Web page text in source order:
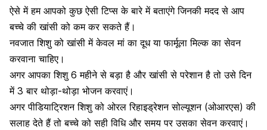
ऐसे में हम आपको कुछ ऐसी टिप्स के बारे में बताएंगे जिनकी मदद से आप
बच्चे की खांसी को कम कर सकते हैं।
नवजात शिशु को खांसी में केवल मां का दूध या फार्मूला मिल्क का सेवन
करवाना चाहिए।
अगर आपका शिशु 6 महीने से बड़ा है और खांसी से परेशान है तो उसे दिन
में 3 बार थोड़ा-थोड़ा भोजन करवाएं।
अगर पीडियाट्रिशन शिशु को ओरल रिहाइड्रेशन सोल्यूशन (ओआरएस) की
सलाह देते हैं तो बच्चे को सही विधि और समय पर उसका सेवन करवाएं।